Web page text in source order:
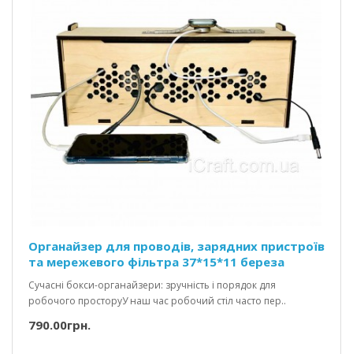
Органайзер для проводів, зарядних пристроїв
та мережевого фільтра 37*15*11 береза
Сучасні бокси-органайзери: зручність і порядок для
робочого просторуУ наш час робочий стіл часто пер..
790.00грн.